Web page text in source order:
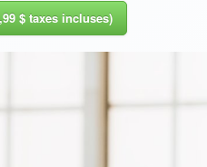
$ taxes incluses)